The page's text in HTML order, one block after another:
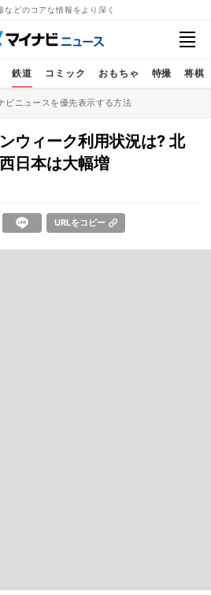
などのコアな情報をより深く
鉄道 コミック おもちゃ 特撮 将棋
ビニュースを優先表示する方法
ウィーク利用状況は? 北
日本は大幅増
URLをコピー